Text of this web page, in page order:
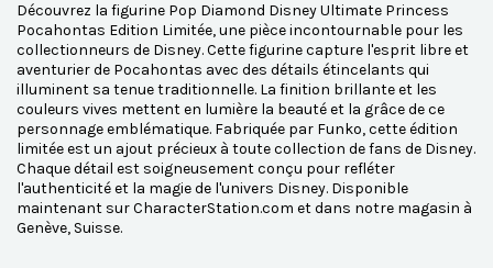
Découvrez la figurine Pop Diamond Disney Ultimate Princess
Pocahontas Edition Limitée, une pièce incontournable pour les
collectionneurs de Disney. Cette figurine capture l'esprit libre et
aventurier de Pocahontas avec des détails étincelants qui
illuminent sa tenue traditionnelle. La finition brillante et les
couleurs vives mettent en lumière la beauté et la grâce de ce
personnage emblématique. Fabriquée par Funko, cette édition
limitée est un ajout précieux à toute collection de fans de Disney.
Chaque détail est soigneusement conçu pour refléter
l'authenticité et la magie de l'univers Disney. Disponible
maintenant sur CharacterStation.com et dans notre magasin à
Genève, Suisse.